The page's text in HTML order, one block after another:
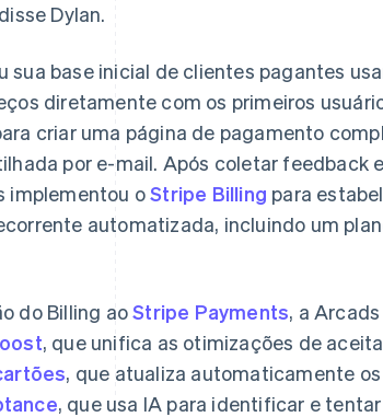
Dylan.
sua base inicial de clientes pagantes
diretamente com os primeiros
criar uma página de pagamento
por e-mail. Após coletar feedback
implementou oStripe Billing para
automatizada, incluindo um
do Billing aoStripe Payments, a
, que unifica as otimizações de
, que atualiza automaticamente
, que usa IA para identificar e